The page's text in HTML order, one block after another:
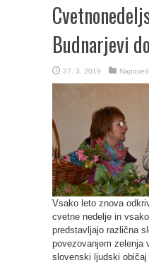
Budnarjevi
27. 3. 2019
Vsako leto znova
cvetne nedelje in
predstavljajo različna
povezovanjem zelenja
slovenski ljudski